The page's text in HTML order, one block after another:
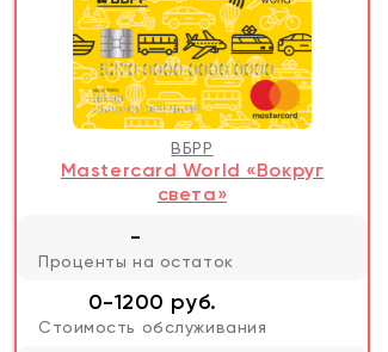
ВБРР
Mastercard World «Вокруг
света»
-
Проценты на остаток
0-1200 руб.
Стоимость обслуживания